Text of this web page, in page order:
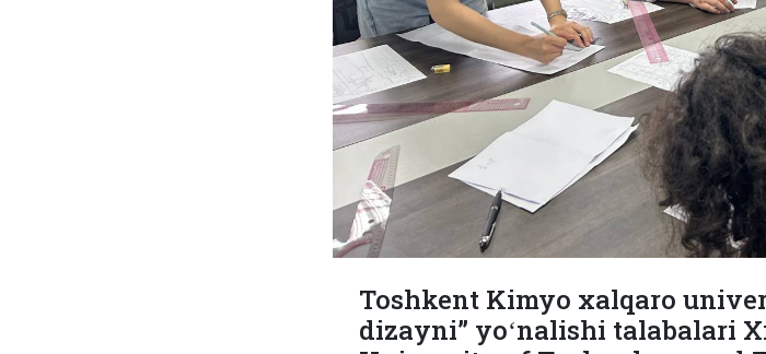
Toshkent Kimyo xalqaro
dizayni” yoʻnalishi talabalari